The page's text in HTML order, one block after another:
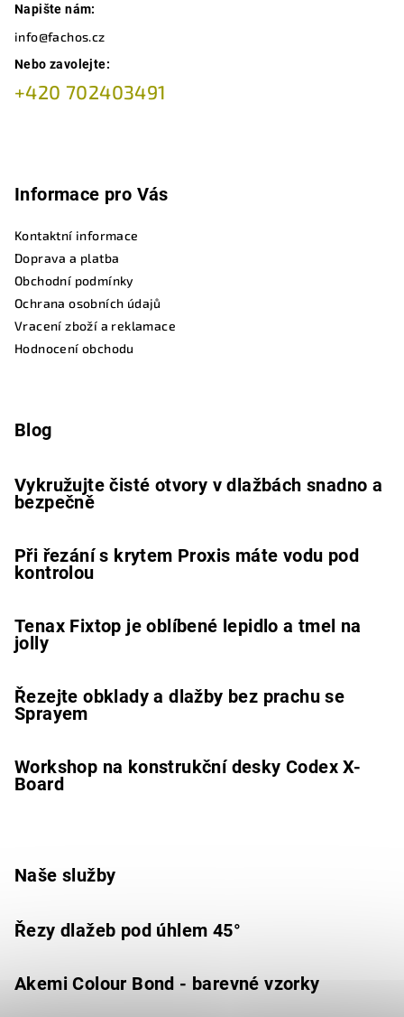
Napište nám:
info@fachos.cz
Nebo zavolejte:
+420 702403491
Informace pro Vás
Kontaktní informace
Doprava a platba
Obchodní podmínky
Ochrana osobních údajů
Vracení zboží a reklamace
Hodnocení obchodu
Blog
Vykružujte čisté otvory v dlažbách snadno a
bezpečně
Při řezání s krytem Proxis máte vodu pod
kontrolou
Tenax Fixtop je oblíbené lepidlo a tmel na
jolly
Řezejte obklady a dlažby bez prachu se
Sprayem
Workshop na konstrukční desky Codex X-
Board
Naše služby
Řezy dlažeb pod úhlem 45°
Akemi Colour Bond - barevné vzorky